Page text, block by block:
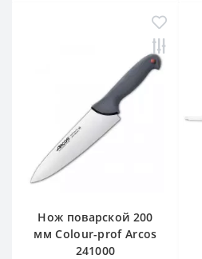
Нож поварской 200
мм Сolour-prof Arcos
241000